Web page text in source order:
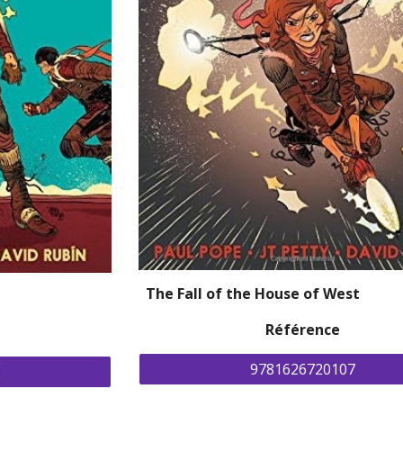
The Fall of the House of West
Référence
9781626720107